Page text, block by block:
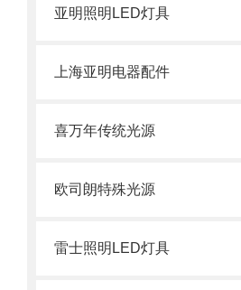
亚明照明LED灯具
上海亚明电器配件
喜万年传统光源
欧司朗特殊光源
雷士照明LED灯具